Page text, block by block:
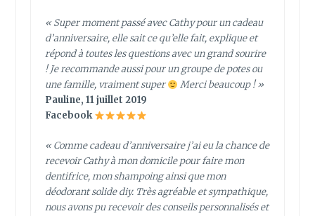
« Super moment passé avec Cathy pour un cadeau
d’anniversaire, elle sait ce qu’elle fait, explique et
répond à toutes les questions avec un grand sourire
! Je recommande aussi pour un groupe de potes ou
une famille, vraiment super
Merci beaucoup ! »
Pauline, 11 juillet 2019
Facebook
« Comme cadeau d’anniversaire j’ai eu la chance de
recevoir Cathy à mon domicile pour faire mon
dentifrice, mon shampoing ainsi que mon
déodorant solide diy. Très agréable et sympathique,
nous avons pu recevoir des conseils personnalisés et